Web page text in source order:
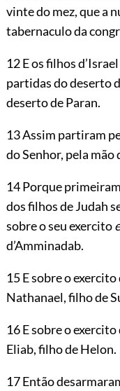
vinte do mez, que a
tabernaculo da
12 E os filhos
partidas do deserto
deserto de Paran.
13 Assim partiram
do Senhor, pela mão
14 Porque
dos filhos de Judah
sobre o seu exercito
d’Amminadab.
15 E sobre o
Nathanael, filho de
16 E sobre o
Eliab, filho de Helon.
17 Então